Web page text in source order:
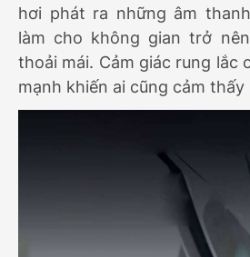
hơi phát ra những âm
làm cho không gian trở
thoải mái. Cảm giác rung lắc
mạnh khiến ai cũng cảm